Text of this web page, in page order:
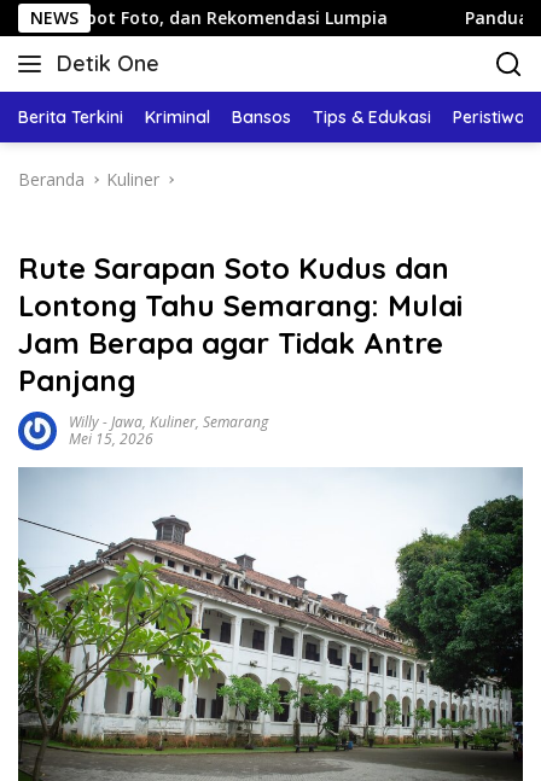
Langsung
ke
konten
NEWS
Rekomendasi Lumpia Panduan Wisata Keluarga
Detik One
Tajam
Fakta
Berita Terkini Kriminal Bansos Tips & Edukasi Peristiwa
Beranda Kuliner
Rute Sarapan Soto Kudus dan
Lontong Tahu Semarang: Mulai
Jam Berapa agar Tidak Antre
Panjang
Willy-Jawa, Kuliner, Semarang
Mei 15, 2026